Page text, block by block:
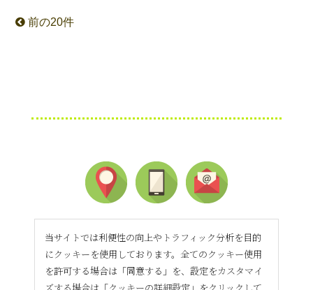
前の20件
当サイトでは利便性の向上やトラフィック分析を目的
にクッキーを使用しております。全てのクッキー使用
を許可する場合は「同意する」を、設定をカスタマイ